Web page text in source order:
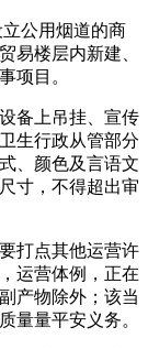
公用烟道的商
易楼层内新建、
项目。
备上吊挂、宣传
生行政从管部分
、颜色及言语文
寸，不得超出审
打点其他运营许
运营体例，正在
产物除外；该当
量量平安义务。